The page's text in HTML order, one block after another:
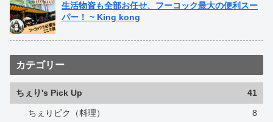
生活物資も全部お任せ、フーコック最大の便利スー
パー！ ~ King kong
カテゴリー
ちぇり's Pick Up 41
ちぇりピク（料理）
8